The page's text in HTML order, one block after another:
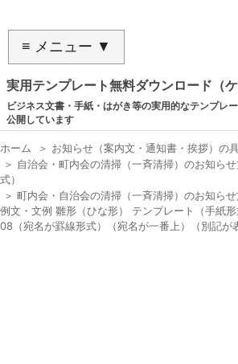
≡ メニュー ▼
実用テンプレート無料ダウンロード（ケ
ビジネス文書・手紙・はがき等の実用的なテンプレ
公開しています
ホーム ＞ お知らせ（案内文・通知書・挨拶）の
＞ 自治会・町内会の清掃（一斉清掃）のお知ら
式）
＞ 町内会・自治会の清掃（一斉清掃）のお知ら
例文・文例 雛形（ひな形） テンプレート（手紙形
08（宛名が罫線形式）（宛名が一番上）（別記が